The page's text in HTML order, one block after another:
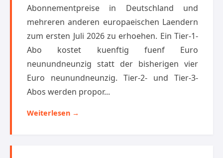
Abonnementpreise in Deutschland und
mehreren anderen europaeischen Laendern
zum ersten Juli 2026 zu erhoehen. Ein Tier-1-
Abo kostet kuenftig fuenf Euro
neunundneunzig statt der bisherigen vier
Euro neunundneunzig. Tier-2- und Tier-3-
Abos werden propor...
Weiterlesen →